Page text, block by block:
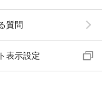
質問
表示設定